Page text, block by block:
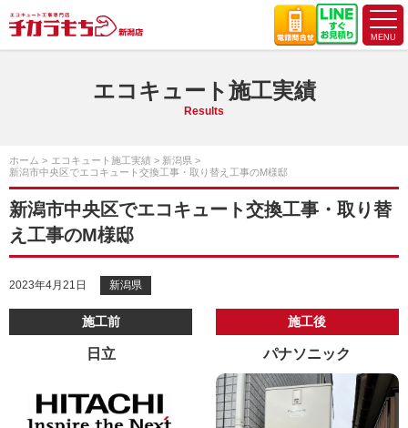
エコキュート施工実績
Results
ホーム エコキュート施工実績
新潟県
新潟市中央区でエコキュート交換工事・取り替え工事のM様邸
新潟市中央区でエコキュート交換工事・取り替
え工事のM様邸
2023年4月21日 新潟県
施工前
日立
施工後
パナソニック